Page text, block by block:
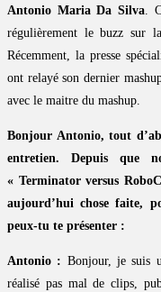
Antonio Maria Da Silva.
régulièrement le buzz sur
Récemment, la presse
ont relayé son dernier
avec le maitre du mashup.
Bonjour Antonio, tout
entretien. Depuis que
« Terminator versus
aujourd’hui chose faite,
peux-tu te présenter :
Antonio : Bonjour, je suis
réalisé pas mal de clips,